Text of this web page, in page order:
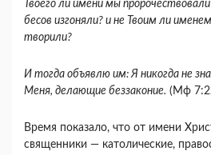
Твоего ли имени мы
бесов изгоняли? и не Твоим ли
творили?
И тогда объявлю им: Я никогда не
Меня, делающие беззаконие. (Мф
Время показало, что от имени
священники — католические,